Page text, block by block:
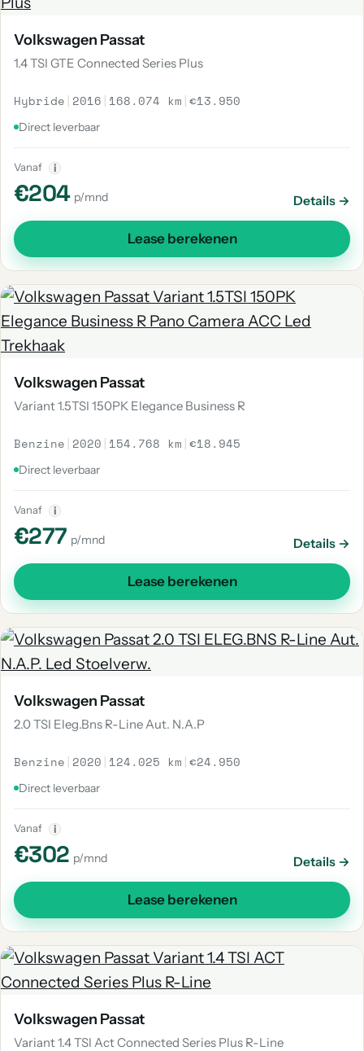
Volkswagen Passat
1.4 TSI GTE Connected Series Plus
Hybride | 2016 | 168.074 km |€13.950
Direct leverbaar
Vanaf i
€204 p/mnd Details →
Lease berekenen
Volkswagen Passat
Variant 1.5TSI 150PK Elegance Business R
Benzine | 2020 | 154.768 km |€18.945
Direct leverbaar
Vanaf i
€277 p/mnd Details →
Lease berekenen
Volkswagen Passat
2.0 TSI Eleg.Bns R-Line Aut. N.A.P
Benzine | 2020 | 124.025 km |€24.950
Direct leverbaar
Vanaf i
€302 p/mnd Details →
Lease berekenen
Volkswagen Passat
Variant 1.4 TSI Act Connected Series Plus R-Line